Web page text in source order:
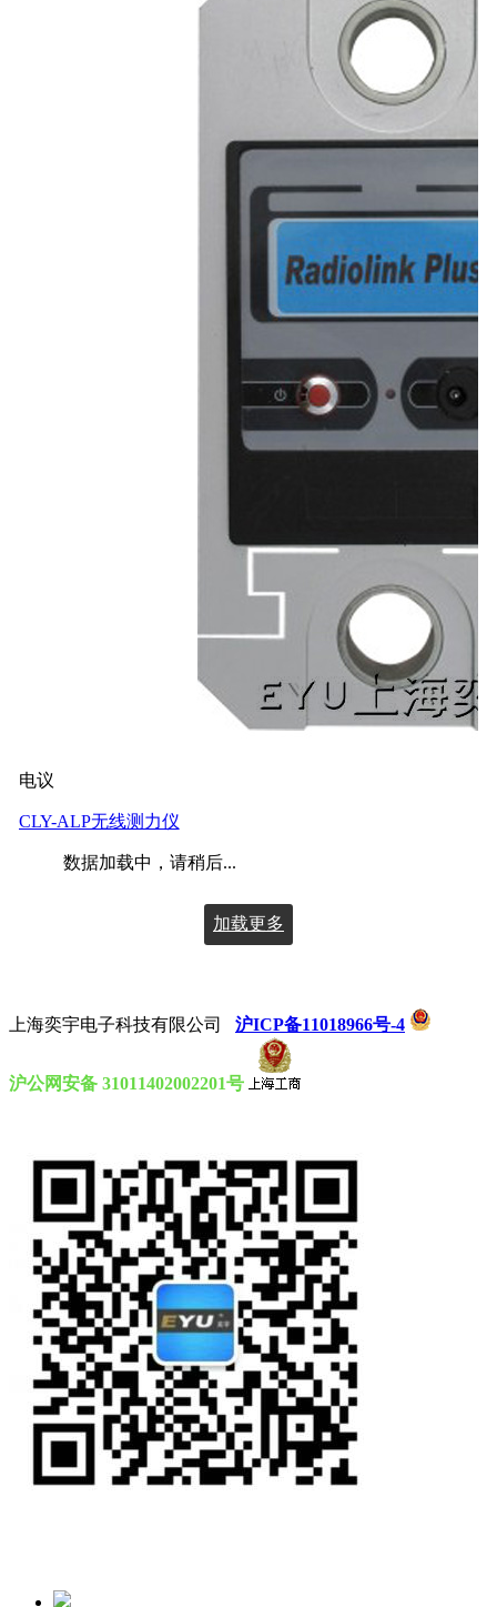
电议
CLY-ALP无线测力仪
数据加载中，请稍后...
加载更多
上海奕宇电子科技有限公司 沪ICP备11018966号-4
沪公网安备 31011402002201号